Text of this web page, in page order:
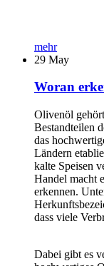
mehr
29 May
Woran
Olivenöl
Bestandteilen
das
Ländern
kalte Speisen
Handel macht
erkennen.
dass viele
Dabei gibt es